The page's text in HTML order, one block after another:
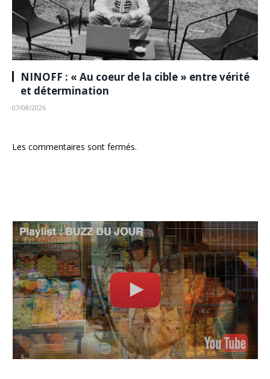
NINOFF : « Au coeur de la cible » entre vérité
et détermination
07/08/2026
Les commentaires sont fermés.